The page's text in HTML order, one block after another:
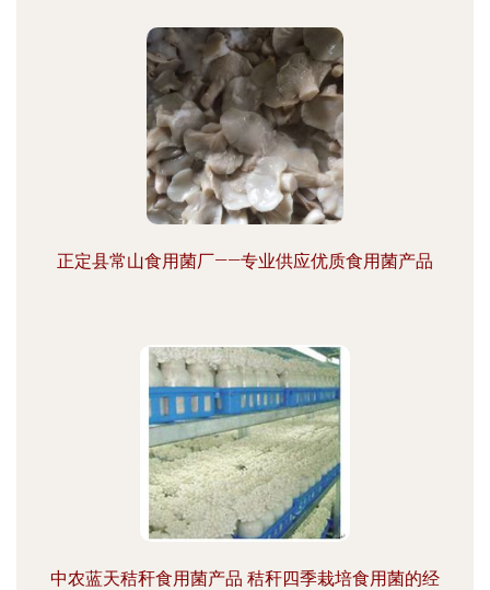
正定县常山食用菌厂——专业供应优质食用菌产品
中农蓝天秸秆食用菌产品 秸秆四季栽培食用菌的经